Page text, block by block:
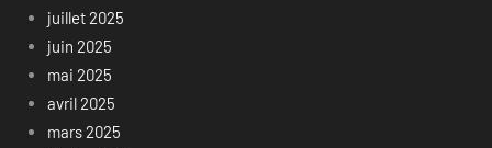
juillet 2025
juin 2025
mai 2025
avril 2025
mars 2025